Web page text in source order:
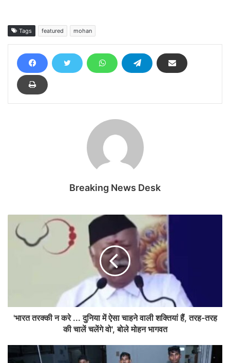
Tags featured mohan
Breaking News Desk
'भारत तरक्की न करे ... दुनिया में ऐसा चाहने वाली शक्तियां हैं, तरह-तरह
की चालें चलेंगे वो', बोले मोहन भागवत